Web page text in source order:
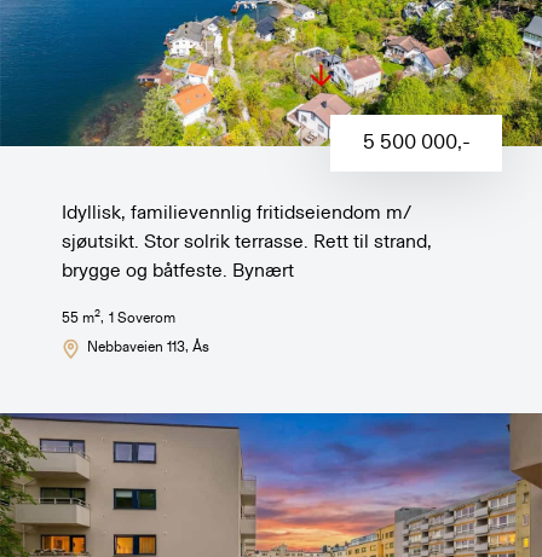
5 500 000,-
Idyllisk, familievennlig fritidseiendom m/
sjøutsikt. Stor solrik terrasse. Rett til strand,
brygge og båtfeste. Bynært
55 m2, 1 Soverom
Nebbaveien 113, Ås